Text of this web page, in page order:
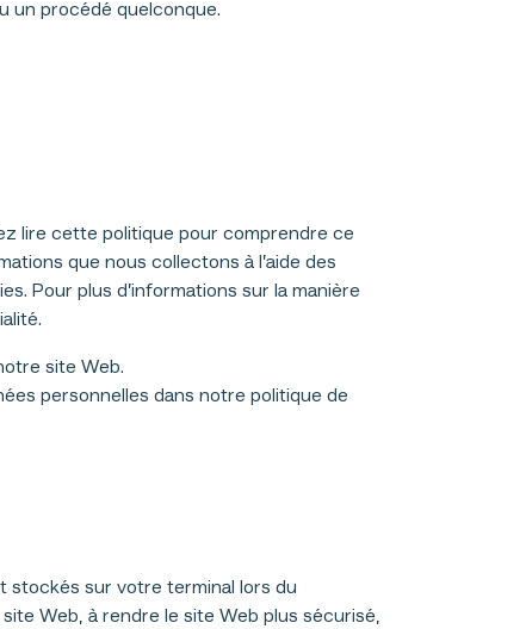
un procédé quelconque.
lire cette politique pour comprendre ce
que nous collectons à l’aide des
Pour plus d’informations sur la manière
site Web.
personnelles dans notre politique de
stockés sur votre terminal lors du
Web, à rendre le site Web plus sécurisé,